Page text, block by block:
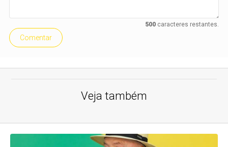
500caracteres restantes.
Comentar
Veja também